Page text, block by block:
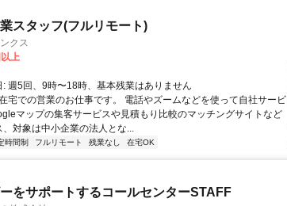
スタッフ(フルリモート)
クス
上
: 週5回、9時〜18時、基本残業はありません
宅での営業のお仕事です。 電話やズームなどを使って自社サービ
マップの集客サービスや見積もり比較のマッチングサイトなど
対象は中小企業の法人とな...
時間制 フルリモート 残業なし 在宅OK
をサポートするコールセンターSTAFF